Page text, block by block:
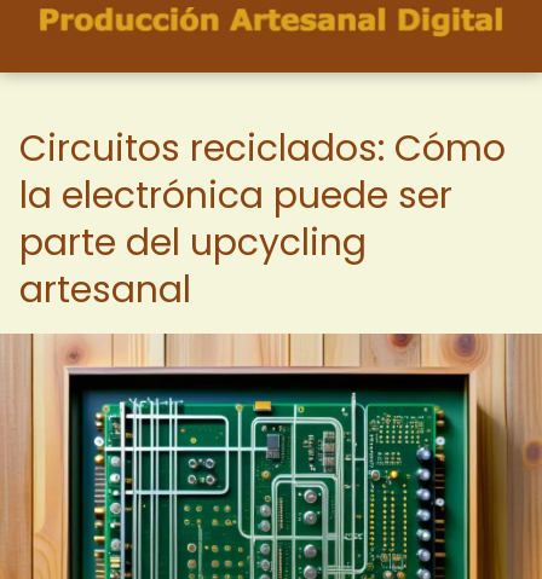
Circuitos reciclados: Cómo
la electrónica puede ser
parte del upcycling
artesanal